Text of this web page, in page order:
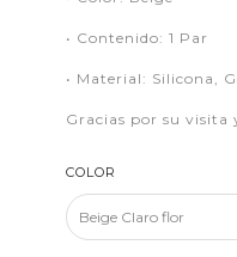
• Contenido: 1 Par
• Material: Silicona,
Gracias por su visita
COLOR